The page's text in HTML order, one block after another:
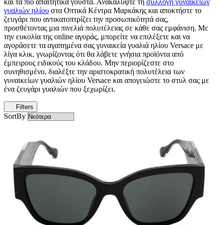
γυαλιών ηλίου στα Οπτικά Κέντρα Μαρκάκης και αποκτήστε το
ζευγάρι που αντικατοπτρίζει την προσωπικότητά σας,
προσθέτοντας μια πινελιά πολυτέλειας σε κάθε σας εμφάνιση. Με
την ευκολία της online αγοράς, μπορείτε να επιλέξετε και να
αγοράσετε τα αγαπημένα σας γυναικεία γυαλιά ηλίου Versace με
λίγα κλικ, γνωρίζοντας ότι θα λάβετε γνήσια προϊόντα από
έμπειρους ειδικούς του κλάδου. Μην περιορίζεστε στο
συνηθισμένο, διαλέξτε την αριστοκρατική πολυτέλεια των
γυναικείων γυαλιών ηλίου Versace και απογειώστε το στυλ σας με
ένα ζευγάρι γυαλιών που ξεχωρίζει.
Filters
SortBy